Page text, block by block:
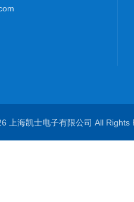
上海凯士电子有限公司 All